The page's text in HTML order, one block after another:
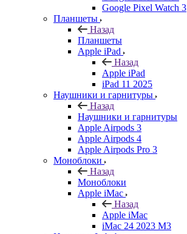
Google Pixel Watch 3
Планшеты
Назад
Планшеты
Apple iPad
Назад
Apple iPad
iPad 11 2025
Наушники и гарнитуры
Назад
Наушники и гарнитуры
Apple Airpods 3
Apple Airpods 4
Apple Airpods Pro 3
Моноблоки
Назад
Моноблоки
Apple iMac
Назад
Apple iMac
iMac 24 2023 M3